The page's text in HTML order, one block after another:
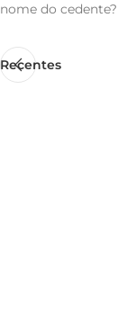
nome do cedente?
Recentes